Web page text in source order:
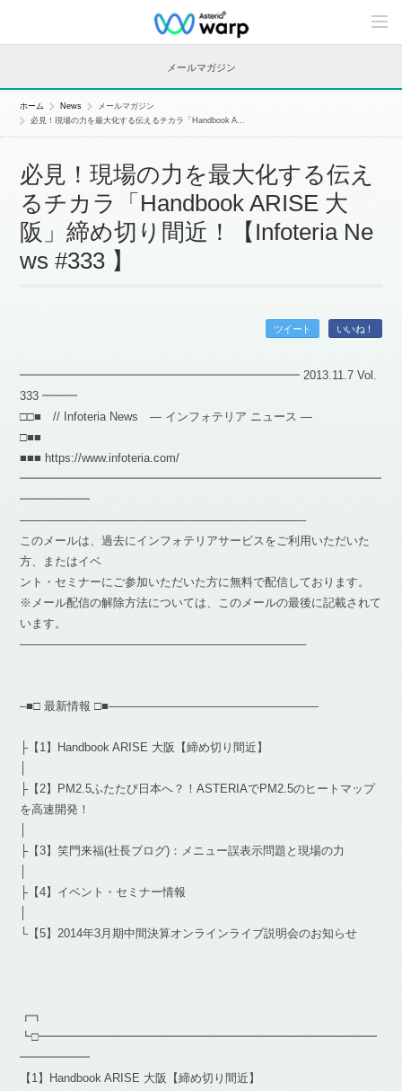
C
n
n
メールマガジン
ホーム News
メールマガジン
必見！現場の力を最大化する伝えるチカラ「Handbook A...
必見！現場の力を最大化する伝え
るチカラ「Handbook ARISE 大
阪」締め切り間近！【Infoteria Ne
ws #333 】
ツイート いいね！
━━━━━━━━━━━━━━━━━━━━━━━━ 2013.11.7 Vol.
333 ━━━
□□■ // Infoteria News — インフォテリア ニュース —
□■■
■■■ https://www.infoteria.com/
━━━━━━━━━━━━━━━━━━━━━━━━━━━━━━━
━━━━━━
————————————————————————–
このメールは、過去にインフォテリアサービスをご利用いただいた
方、またはイベ
ント・セミナーにご参加いただいた方に無料で配信しております。
※メール配信の解除方法については、このメールの最後に記載されて
います。
————————————————————————–
–■□ 最新情報 □■——————————————————
├【1】Handbook ARISE 大阪【締め切り間近】
├【2】PM2.5ふたたび日本へ？！ASTERIAでPM2.5のヒートマップ
を高速開発！
├【3】笑門来福(社長ブログ)：メニュー誤表示問題と現場の力
├【4】イベント・セミナー情報
└【5】2014年3月期中間決算オンラインライブ説明会のお知らせ
┏┓
┗□━━━━━━━━━━━━━━━━━━━━━━━━━━━━━
━━━━━━
【1】Handbook ARISE 大阪【締め切り間近】